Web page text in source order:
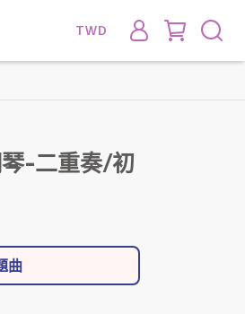
TWD
琴-二重奏/初
曲